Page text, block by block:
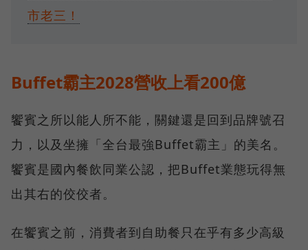
市老三！
Buffet霸主2028營收上看200億
饗賓之所以能人所不能，關鍵還是回到品牌號召
力，以及坐擁「全台最強Buffet霸主」的美名。
饗賓是國內餐飲同業公認，把Buffet業態玩得無
出其右的佼佼者。
在饗賓之前，消費者到自助餐只在乎有多少高級